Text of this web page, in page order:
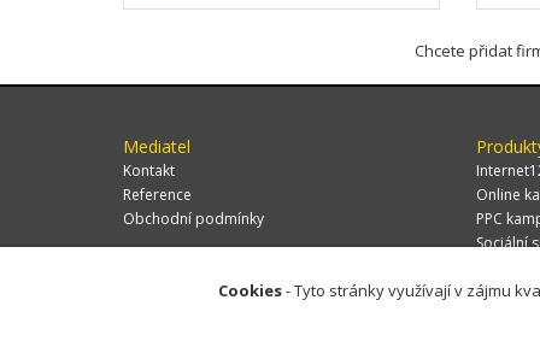
Chcete přidat
Mediatel
Kontakt
Reference
Obchodní podmínky
Online
PPC
Sociální
Cookies- Tyto stránky využívají v zájmu